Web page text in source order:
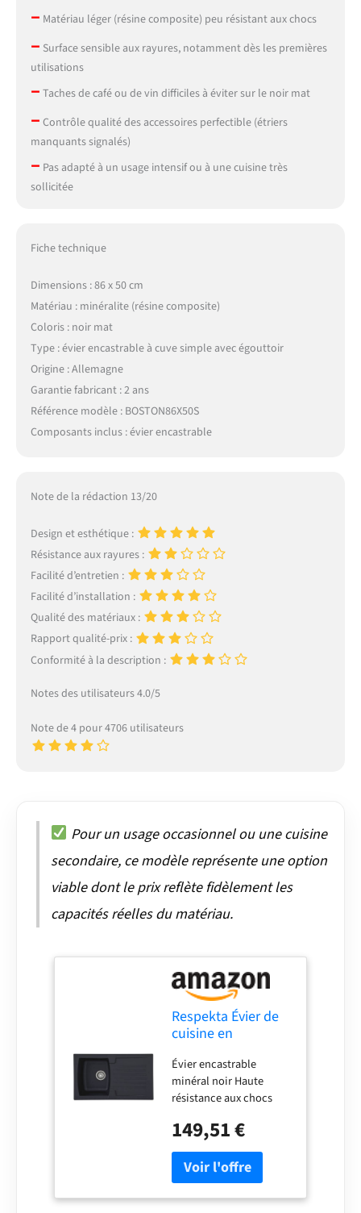
– Matériau léger (résine composite) peu résistant aux chocs
– Surface sensible aux rayures, notamment dès les premières
utilisations
– Taches de café ou de vin difficiles à éviter sur le noir mat
– Contrôle qualité des accessoires perfectible (étriers
manquants signalés)
– Pas adapté à un usage intensif ou à une cuisine très
sollicitée
Fiche technique
Dimensions : 86 x 50 cm
Matériau : minéralite (résine composite)
Coloris : noir mat
Type : évier encastrable à cuve simple avec égouttoir
Origine : Allemagne
Garantie fabricant : 2 ans
Référence modèle : BOSTON86X50S
Composants inclus : évier encastrable
Note de la rédaction 13/20
Design et esthétique :
Résistance aux rayures :
Facilité d’entretien :
Facilité d’installation :
Qualité des matériaux :
Rapport qualité-prix :
Conformité à la description :
Notes des utilisateurs 4.0/5
Note de 4 pour 4706 utilisateurs
Pour un usage occasionnel ou une cuisine
secondaire, ce modèle représente une option
viable dont le prix reflète fidèlement les
capacités réelles du matériau.
Respekta Évier de
cuisine en
Noir
BOSTON86X50S
Évier encastrable
minéral noir Haute
résistance aux chocs
jusqu'à 180°C Résistant
aux UV Haute résistance
aux produits chimiques
agressifs, haute
résistance aux chocs
149,51 €